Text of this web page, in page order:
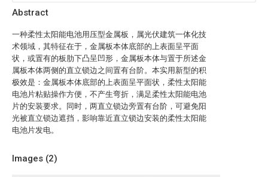
Abstract
一种柔性太阳能电池用压型金属板，属光伏建筑一体化技
术领域，其特征在于，金属板本体底部的上表面呈平面
状，或置有的板肋下凸呈凹形，金属板本体与置于所述金
属板本体两侧的直立锁边之间置有台阶。本实用新型的积
极效是：金属板本体底部的上表面呈平面状，柔性太阳能
电池片粘贴操作方便，不产生弯折，满足柔性太阳能电池
片的安装要求。同时，两直立锁边旁置有台阶，可避免阳
光被直立锁边遮挡，影响靠近直立锁边安装的柔性太阳能
电池片发电。
Images (2)